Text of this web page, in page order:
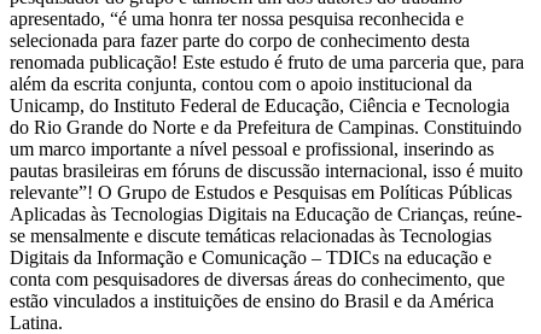
apresentado, “é uma honra ter nossa pesquisa reconhecida e
selecionada para fazer parte do corpo de conhecimento desta
renomada publicação! Este estudo é fruto de uma parceria que, para
além da escrita conjunta, contou com o apoio institucional da
Unicamp, do Instituto Federal de Educação, Ciência e Tecnologia
do Rio Grande do Norte e da Prefeitura de Campinas. Constituindo
um marco importante a nível pessoal e profissional, inserindo as
pautas brasileiras em fóruns de discussão internacional, isso é muito
relevante”! O Grupo de Estudos e Pesquisas em Políticas Públicas
Aplicadas às Tecnologias Digitais na Educação de Crianças, reúne-
se mensalmente e discute temáticas relacionadas às Tecnologias
Digitais da Informação e Comunicação – TDICs na educação e
conta com pesquisadores de diversas áreas do conhecimento, que
estão vinculados a instituições de ensino do Brasil e da América
Latina.